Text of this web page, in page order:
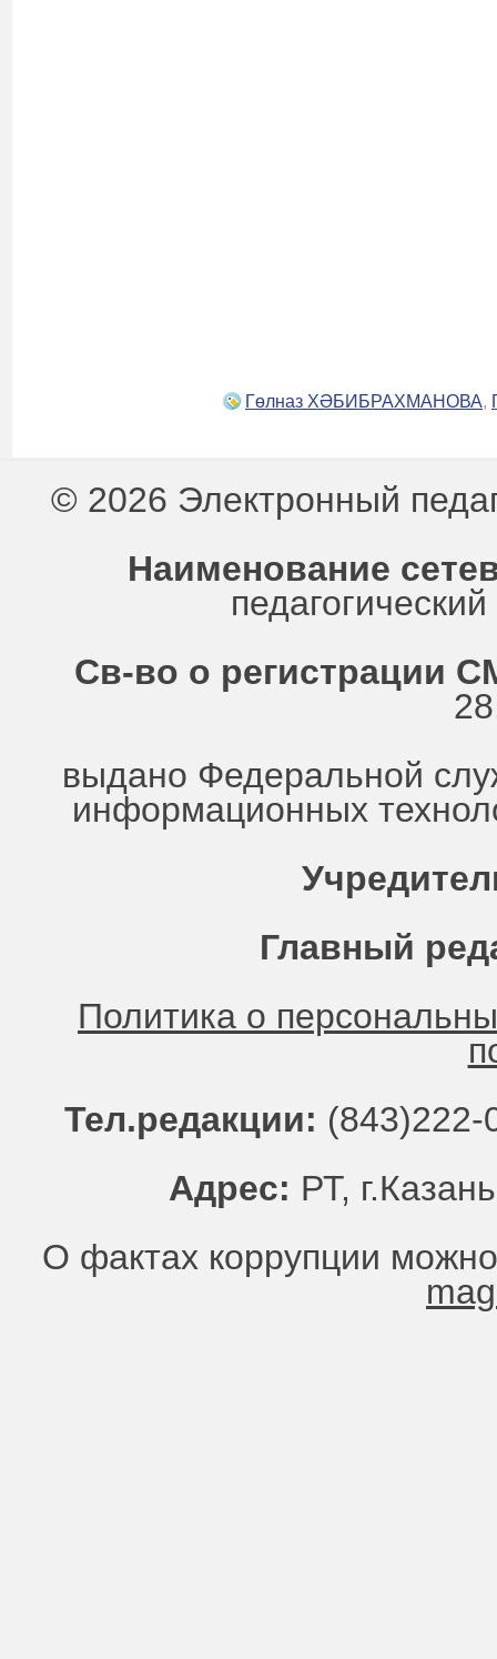
Гөлназ ХӘБИБРАХМАНОВА,
© 2026 Электронный
Наименование
Св-во о регистрации
выдано Федеральной
информационных
Главный
Политика о
Тел.редакции:
Адрес: РТ,
О фактах коррупции